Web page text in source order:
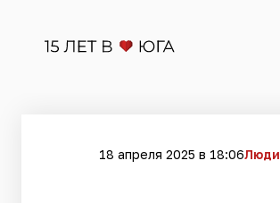
18 апреля 2025 в 18:06Люди